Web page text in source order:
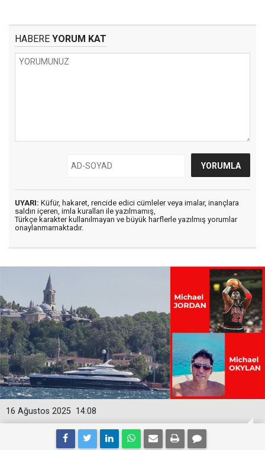
HABERE YORUM KAT
UYARI: Küfür, hakaret, rencide edici cümleler veya imalar, inançlara
saldırı içeren, imla kuralları ile yazılmamış,
Türkçe karakter kullanılmayan ve büyük harflerle yazılmış yorumlar
onaylanmamaktadır.
14:08
16 Ağustos 2025